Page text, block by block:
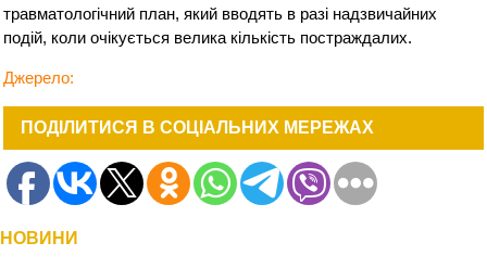
травматологічний план, який вводять в разі надзвичайних
подій, коли очікується велика кількість постраждалих.
Джерело:
ПОДІЛИТИСЯ В СОЦІАЛЬНИХ МЕРЕЖАХ
НОВИНИ